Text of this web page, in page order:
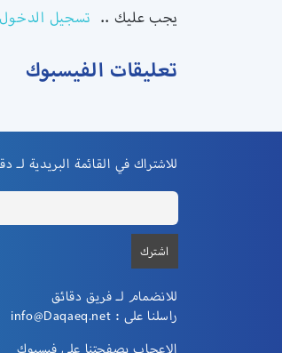
يجب عليك .. تسجيل الدخول
تعليقات الفيسبوك
للاشتراك في القائمة البريدية لـ
للانضمام لـ فريق دقائق
راسلنا على : info@Daqaeq.net
الإعجاب بصفحتنا علي فيسبوك